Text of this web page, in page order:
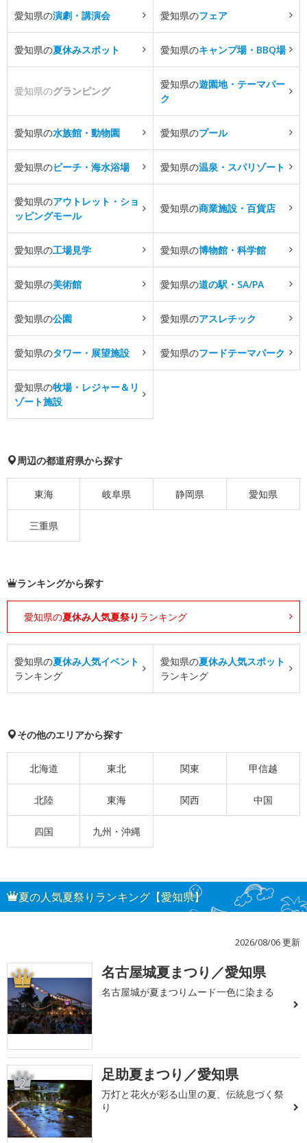
愛知県の演劇・講演会 愛知県のフェア
愛知県の夏休みスポット 愛知県のキャンプ場・BBQ場
愛知県のグランピング
愛知県の遊園地・テーマパー
ク
愛知県の水族館・動物園 愛知県のプール
愛知県のビーチ・海水浴場 愛知県の温泉・スパリゾート
愛知県のアウトレット・ショ
ッピングモール
愛知県の商業施設・百貨店
愛知県の工場見学 愛知県の博物館・科学館
愛知県の美術館 愛知県の道の駅・SA/PA
愛知県の公園 愛知県のアスレチック
愛知県のタワー・展望施設 愛知県のフードテーマパーク
愛知県の牧場・レジャー＆リ
ゾート施設
周辺の都道府県から探す
東海 岐阜県 静岡県 愛知県
三重県
ランキングから探す
愛知県の夏休み人気夏祭り ランキング
愛知県の夏休み人気イベント
ランキング
愛知県の夏休み人気スポット
ランキング
その他のエリアから探す
北海道 東北 関東 甲信越
北陸 東海 関西 中国
四国 九州・沖縄
夏の人気夏祭りランキング【愛知県】
2026/08/06 更新
1 名古屋城夏まつり／愛知県
名古屋城が夏まつりムード一色に染まる
2 足助夏まつり／愛知県
万灯と花火が彩る山里の夏、伝統息づく祭
り